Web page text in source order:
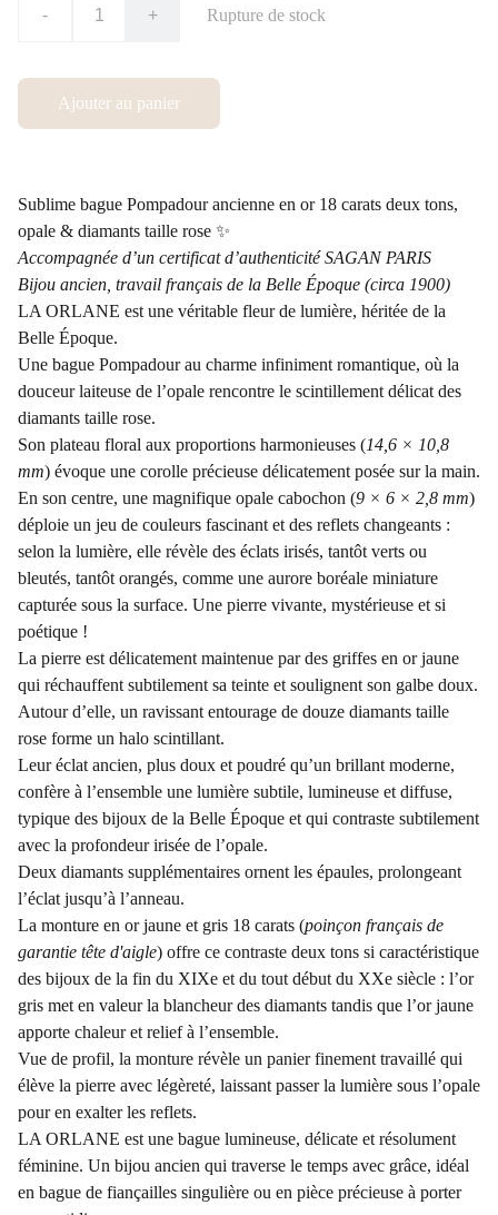
- + Rupture de stock
Ajouter au panier
Sublime bague Pompadour ancienne en or 18 carats deux tons,
opale & diamants taille rose ✨
Accompagnée d’un certificat d’authenticité SAGAN PARIS
Bijou ancien, travail français de la Belle Époque (circa 1900)
LA ORLANE est une véritable fleur de lumière, héritée de la
Belle Époque.
Une bague Pompadour au charme infiniment romantique, où la
douceur laiteuse de l’opale rencontre le scintillement délicat des
diamants taille rose.
Son plateau floral aux proportions harmonieuses (14,6 × 10,8
mm) évoque une corolle précieuse délicatement posée sur la main.
En son centre, une magnifique opale cabochon (9 × 6 × 2,8 mm)
déploie un jeu de couleurs fascinant et des reflets changeants :
selon la lumière, elle révèle des éclats irisés, tantôt verts ou
bleutés, tantôt orangés, comme une aurore boréale miniature
capturée sous la surface. Une pierre vivante, mystérieuse et si
poétique !
La pierre est délicatement maintenue par des griffes en or jaune
qui réchauffent subtilement sa teinte et soulignent son galbe doux.
Autour d’elle, un ravissant entourage de douze diamants taille
rose forme un halo scintillant.
Leur éclat ancien, plus doux et poudré qu’un brillant moderne,
confère à l’ensemble une lumière subtile, lumineuse et diffuse,
typique des bijoux de la Belle Époque et qui contraste subtilement
avec la profondeur irisée de l’opale.
Deux diamants supplémentaires ornent les épaules, prolongeant
l’éclat jusqu’à l’anneau.
La monture en or jaune et gris 18 carats (poinçon français de
garantie tête d'aigle) offre ce contraste deux tons si caractéristique
des bijoux de la fin du XIXe et du tout début du XXe siècle : l’or
gris met en valeur la blancheur des diamants tandis que l’or jaune
apporte chaleur et relief à l’ensemble.
Vue de profil, la monture révèle un panier finement travaillé qui
élève la pierre avec légèreté, laissant passer la lumière sous l’opale
pour en exalter les reflets.
LA ORLANE est une bague lumineuse, délicate et résolument
féminine. Un bijou ancien qui traverse le temps avec grâce, idéal
en bague de fiançailles singulière ou en pièce précieuse à porter